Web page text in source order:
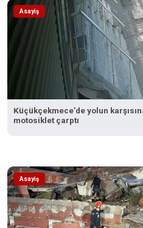
Asayiş
Küçükçekmece’de yolun
motosiklet çarptı
Asayiş